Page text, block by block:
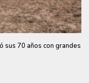
sus 70 años con grandes